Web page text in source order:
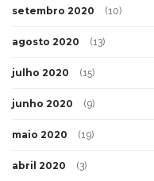
setembro 2020 (10)
agosto 2020 (13)
julho 2020 (15)
junho 2020 (9)
maio 2020 (19)
abril 2020 (3)